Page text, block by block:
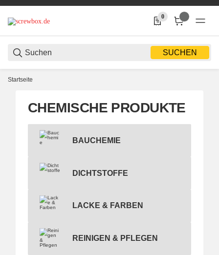
SUCHEN
0
0 Produkte in der Liste
Startseite
CHEMISCHE PRODUKTE
Bauchemie
BAUCHEMIE
Dichtstoffe
DICHTSTOFFE
Lacke & Farben
LACKE & FARBEN
Reinigen & Pflegen
REINIGEN & PFLEGEN